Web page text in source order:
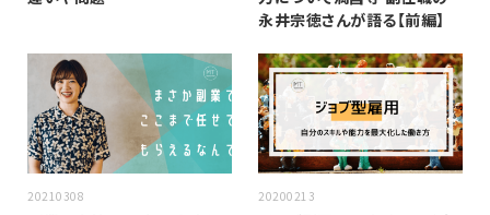
永井宗徳さんが語る【前編】
20210308 20200213